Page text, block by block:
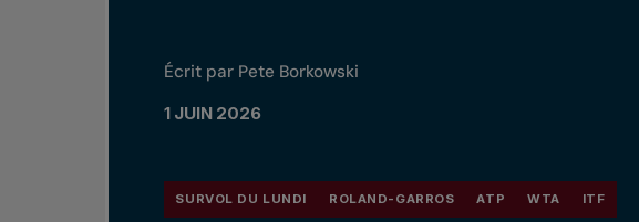
Écrit par Pete Borkowski
1 JUIN 2026
SURVOL DU LUNDI ROLAND-GARROS ATP WTA ITF